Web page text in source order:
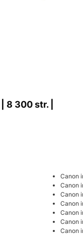
300 str. |
Canon
Canon
Canon
Canon
Canon
Canon
Canon